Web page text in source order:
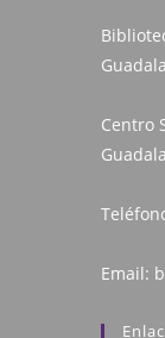
Centro
Email: